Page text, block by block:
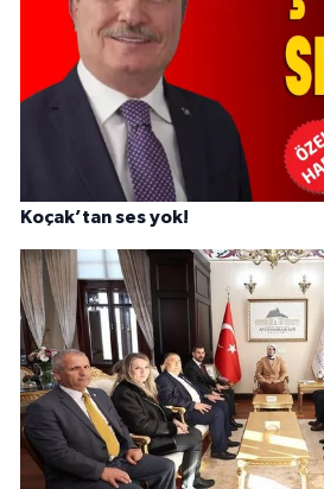
Koçak’tan ses yok!